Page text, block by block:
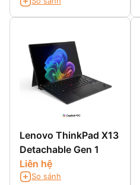
Lenovo ThinkPad X13
Detachable Gen 1
Liên hệ
So sánh